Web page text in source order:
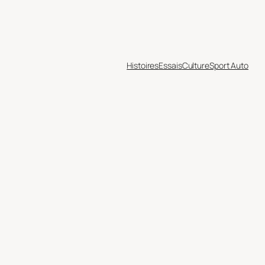
HistoiresEssaisCultureSport Auto